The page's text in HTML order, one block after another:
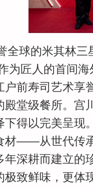
全球的米其林三
为匠人的首间
户前寿司艺术享
殿堂级餐所。宫
下得以完美呈现
材——从世代传
年深耕而建立的
极致鲜味，更体